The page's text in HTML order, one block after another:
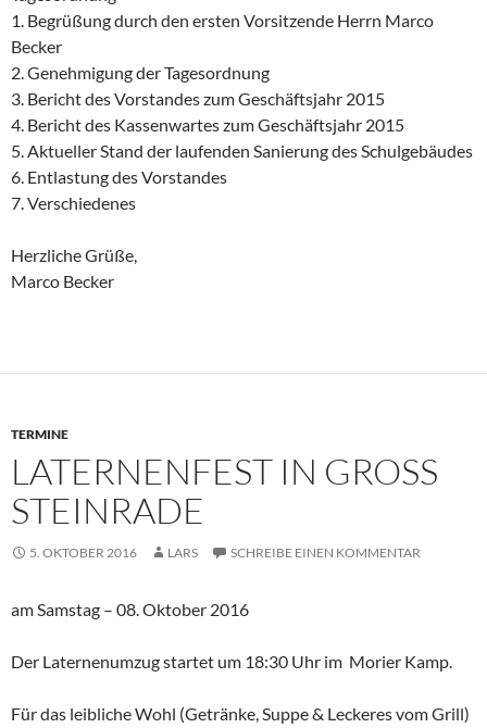
1. Begrüßung durch den ersten Vorsitzende Herrn Marco
Becker
2. Genehmigung der Tagesordnung
3. Bericht des Vorstandes zum Geschäftsjahr 2015
4. Bericht des Kassenwartes zum Geschäftsjahr 2015
5. Aktueller Stand der laufenden Sanierung des Schulgebäudes
6. Entlastung des Vorstandes
7. Verschiedenes
Herzliche Grüße,
Marco Becker
TERMINE
LATERNENFEST IN GROSS S
TEINRADE
5. OKTOBER 2016 LARS SCHREIBE EINEN KOMMENTAR
am Samstag – 08. Oktober 2016
Der Laternenumzug startet um 18:30 Uhr im Morier Kamp.
Für das leibliche Wohl (Getränke, Suppe & Leckeres vom Grill)